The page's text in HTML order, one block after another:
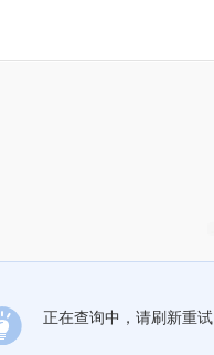
正在查询中，请刷新重试